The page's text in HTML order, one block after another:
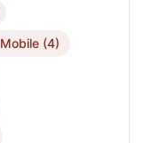
Mobile (4)